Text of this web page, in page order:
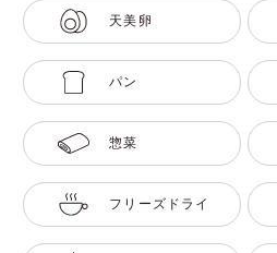
天美卵
パン
惣菜
フリーズドライ